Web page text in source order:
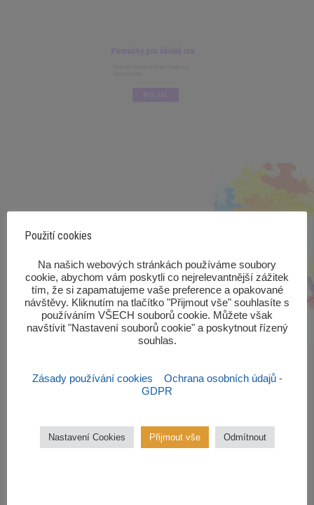
Zájmové kroužky
Použití cookies
‎Na našich webových stránkách používáme soubory
cookie, abychom vám poskytli co nejrelevantnější zážitek
tím, že si zapamatujeme vaše preference a opakované
návštěvy. Kliknutím na tlačítko "Přijmout vše" souhlasíte s
používáním VŠECH souborů cookie. Můžete však
navštívit "Nastavení souborů cookie" a poskytnout řízený
souhlas.‎
Zásady používání cookies
Ochrana osobních údajů -
GDPR
Nastavení Cookies Přijmout vše Odmítnout